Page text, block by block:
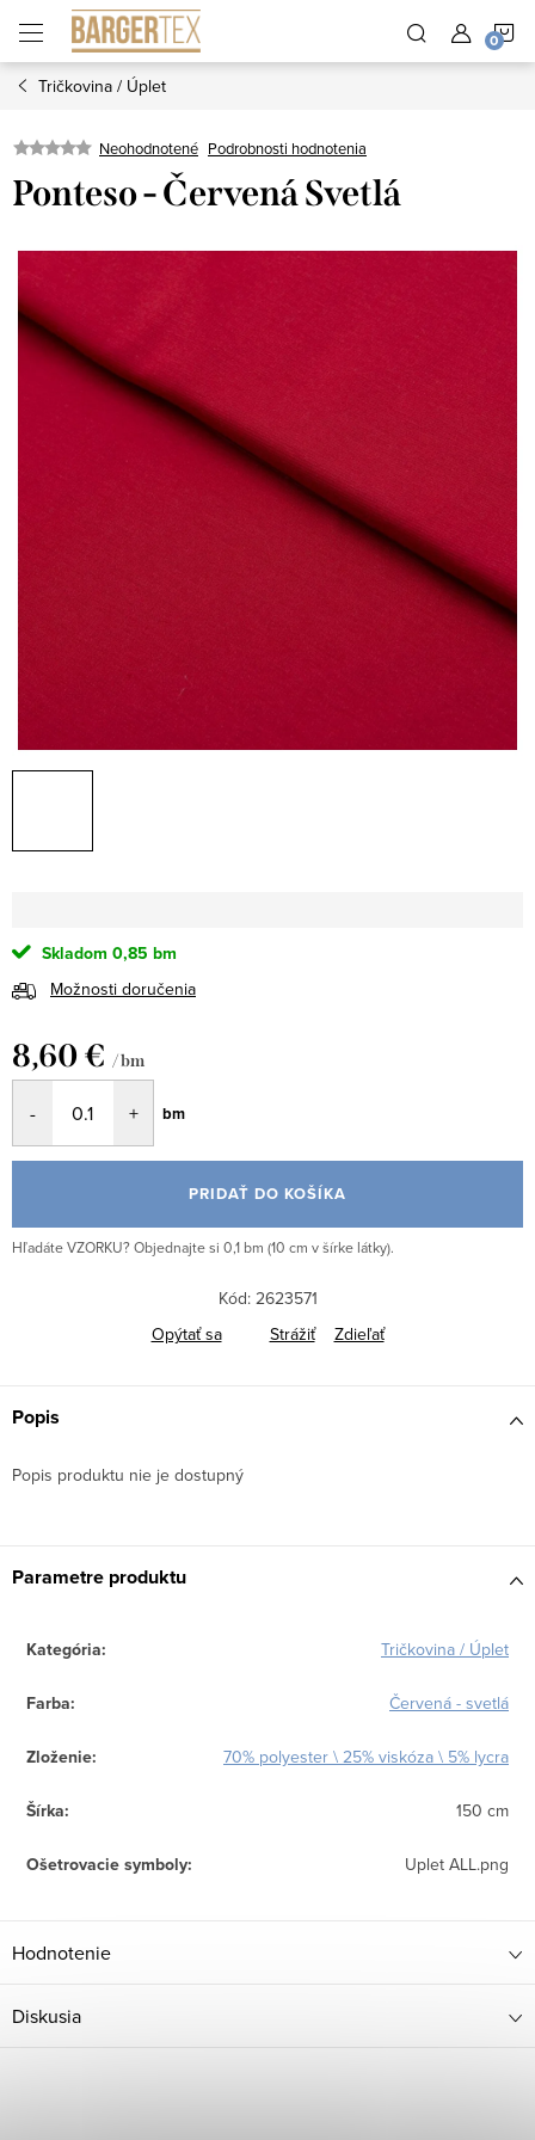
obsah
Tričkovina / Úplet
Neohodnotené Podrobnosti hodnotenia
Ponteso - Červená Svetlá
Skladom 0,85 bm
Možnosti doručenia
8,60 € / bm
cena:
bm
PRIDAŤ DO KOŠÍKA
Hľadáte VZORKU? Objednajte si 0,1 bm (10 cm v šírke látky).
Kód: 2623571
Opýtať sa
Strážiť Zdieľať
Popis
Popis produktu nie je dostupný
Parametre produktu
Kategória: Tričkovina / Úplet
Farba: Červená - svetlá
Zloženie: 70% polyester \ 25% viskóza \ 5% lycra
Šírka: 150 cm
Ošetrovacie symboly: Uplet ALL.png
Hodnotenie
Diskusia